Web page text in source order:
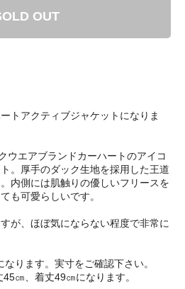
OUT
トアクティブジャケットになりま
ウエアブランドカーハートのアイコ
。厚手のダック生地を採用した王道
内側には肌触りの優しいフリースを
も可愛らしいです。
が、ほぼ気にならない程度で非常に
ります。実寸をご確認下さい。
㎝、着丈49㎝になります。